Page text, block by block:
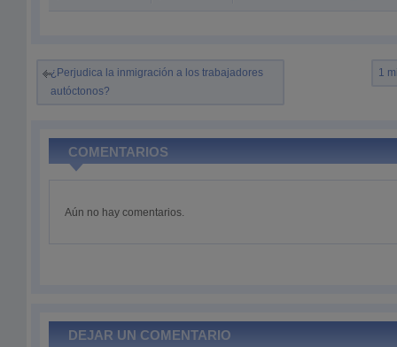
¿Perjudica la inmigración a los trabajadores
autóctonos?
1
COMENTARIOS
Aún no hay comentarios.
DEJAR UN COMENTARIO